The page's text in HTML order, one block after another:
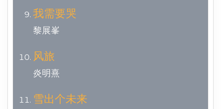
我需要哭
黎展峯
风旅
炎明熹
雪出个未来